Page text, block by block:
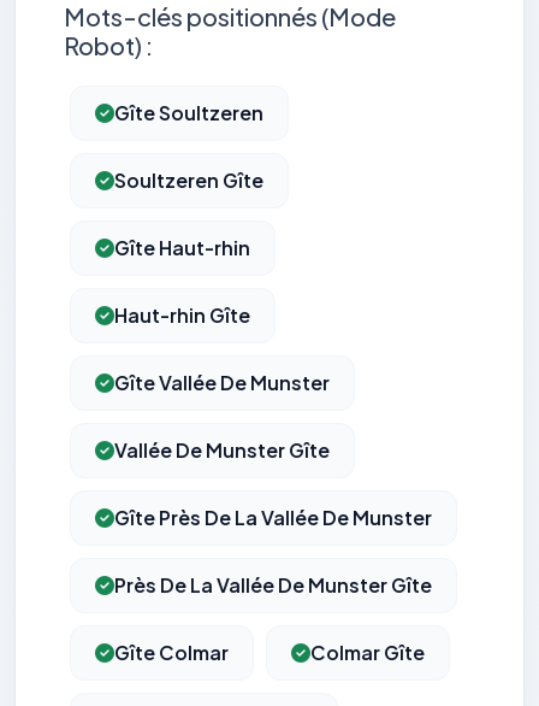
Mots-clés positionnés (Mode
Robot) :
Gîte Soultzeren
Soultzeren Gîte
Gîte Haut-rhin
Haut-rhin Gîte
Gîte Vallée De Munster
Vallée De Munster Gîte
Gîte Près De La Vallée De Munster
Près De La Vallée De Munster Gîte
Gîte Colmar Colmar Gîte